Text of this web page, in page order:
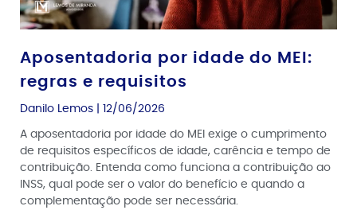
Aposentadoria por idade do MEI:
regras e requisitos
Danilo Lemos 12/06/2026
A aposentadoria por idade do MEI exige o cumprimento
de requisitos específicos de idade, carência e tempo de
contribuição. Entenda como funciona a contribuição ao
INSS, qual pode ser o valor do benefício e quando a
complementação pode ser necessária.